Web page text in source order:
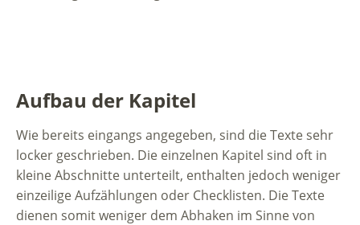
Aufbau der Kapitel
Wie bereits eingangs angegeben, sind die Texte sehr
locker geschrieben. Die einzelnen Kapitel sind oft in
kleine Abschnitte unterteilt, enthalten jedoch weniger
einzeilige Aufzählungen oder Checklisten. Die Texte
dienen somit weniger dem Abhaken im Sinne von